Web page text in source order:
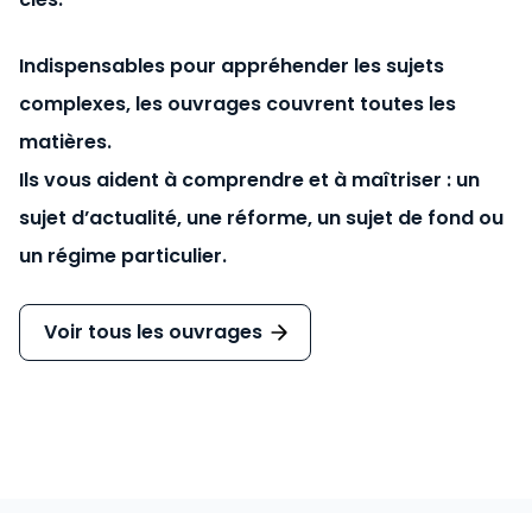
Indispensables pour appréhender les sujets
complexes, les ouvrages couvrent toutes les
matières.
Ils vous aident à comprendre et à maîtriser : un
sujet d’actualité, une réforme, un sujet de fond ou
un régime particulier.
Voir tous les ouvrages